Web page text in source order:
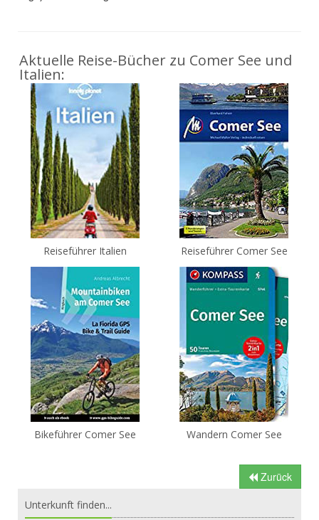
Aktuelle Reise-Bücher zu Comer See und
Italien:
Reiseführer Italien Reiseführer Comer See
Bikeführer Comer See Wandern Comer See
Zurück
Unterkunft finden...